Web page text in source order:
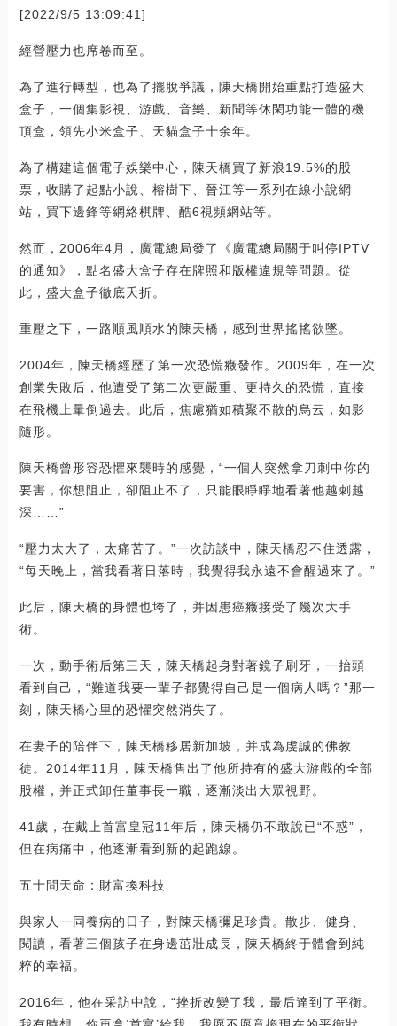
[2022/9/5 13:09:41]
經營壓力也席卷而至。
為了進行轉型，也為了擺脫爭議，陳天橋開始重點打造盛大
盒子，一個集影視、游戲、音樂、新聞等休閑功能一體的機
頂盒，領先小米盒子、天貓盒子十余年。
為了構建這個電子娛樂中心，陳天橋買了新浪19.5%的股
票，收購了起點小說、榕樹下、晉江等一系列在線小說網
站，買下邊鋒等網絡棋牌、酷6視頻網站等。
然而，2006年4月，廣電總局發了《廣電總局關于叫停IPTV
的通知》，點名盛大盒子存在牌照和版權違規等問題。從
此，盛大盒子徹底夭折。
重壓之下，一路順風順水的陳天橋，感到世界搖搖欲墜。
2004年，陳天橋經歷了第一次恐慌癥發作。2009年，在一次
創業失敗后，他遭受了第二次更嚴重、更持久的恐慌，直接
在飛機上暈倒過去。此后，焦慮猶如積聚不散的烏云，如影
隨形。
陳天橋曾形容恐懼來襲時的感覺，“一個人突然拿刀刺中你的
要害，你想阻止，卻阻止不了，只能眼睜睜地看著他越刺越
深……”
“壓力太大了，太痛苦了。”一次訪談中，陳天橋忍不住透露，
“每天晚上，當我看著日落時，我覺得我永遠不會醒過來了。”
此后，陳天橋的身體也垮了，并因患癌癥接受了幾次大手
術。
一次，動手術后第三天，陳天橋起身對著鏡子刷牙，一抬頭
看到自己，“難道我要一輩子都覺得自己是一個病人嗎？”那一
刻，陳天橋心里的恐懼突然消失了。
在妻子的陪伴下，陳天橋移居新加坡，并成為虔誠的佛教
徒。2014年11月，陳天橋售出了他所持有的盛大游戲的全部
股權，并正式卸任董事長一職，逐漸淡出大眾視野。
41歲，在戴上首富皇冠11年后，陳天橋仍不敢說已“不惑”，
但在病痛中，他逐漸看到新的起跑線。
五十問天命：財富換科技
與家人一同養病的日子，對陳天橋彌足珍貴。散步、健身、
閱讀，看著三個孩子在身邊茁壯成長，陳天橋終于體會到純
粹的幸福。
2016年，他在采訪中說，“挫折改變了我，最后達到了平衡。